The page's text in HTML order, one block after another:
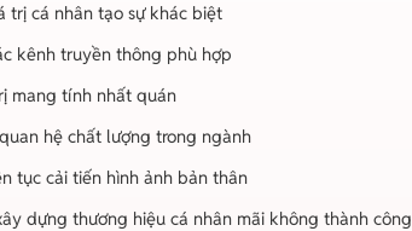
trị cá nhân tạo sự khác biệt
kênh truyền thông phù hợp
mang tính nhất quán
hệ chất lượng trong ngành
tục cải tiến hình ảnh bản thân
dựng thương hiệu cá nhân mãi không thành công